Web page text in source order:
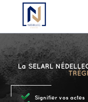
La SELARL
Signifier vos actes